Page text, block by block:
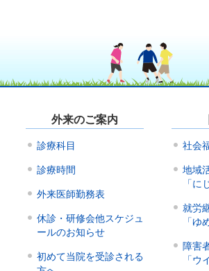
外来のご案内
診療科目
診療時間
外来医師勤務表
休診・研修会他スケジュ
ールのお知らせ
初めて当院を受診される
社会
地域
「に
就労
「ゆ
障害
「ウ